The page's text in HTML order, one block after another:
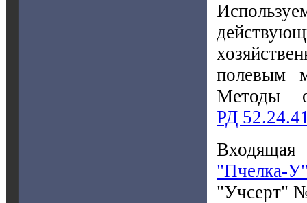
полевым
Методы
РД
"Пчелка-
"Учсерт"